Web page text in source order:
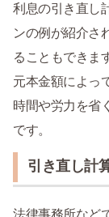
利息の引き直し
ンの例が紹介さ
ることもできま
元本金額によっ
時間や労力を省
です。
引き直し計
法律事務所など